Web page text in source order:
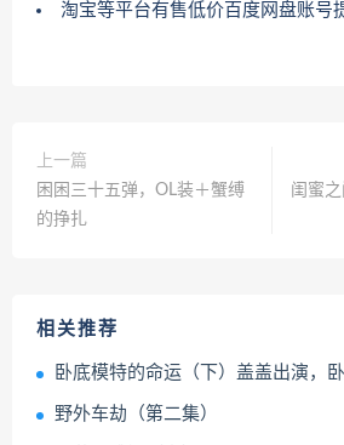
淘宝等平台有售低价百度网盘账号
上一篇
困困三十五弹，OL装＋蟹缚
的挣扎
闺蜜
相关推荐
卧底模特的命运（下）盖盖出演，卧底特工惨遭报复，
野外车劫（第二集）